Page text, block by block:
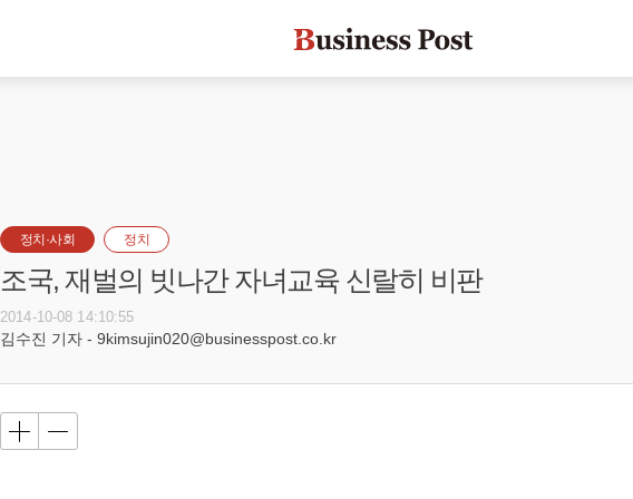
정치·사회 정치
조국, 재벌의 빗나간 자녀교육 신랄히 비판
2014-10-08 14:10:55
김수진 기자 - 9kimsujin020@businesspost.co.kr